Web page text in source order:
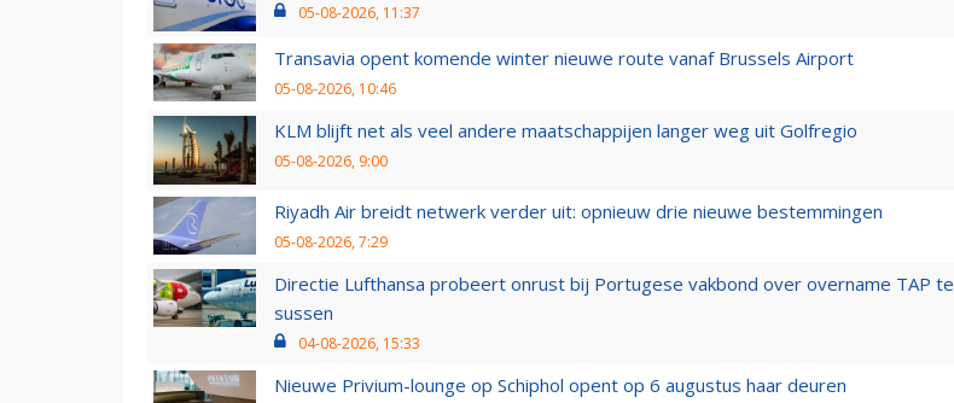
05-08-2026, 11:37
Transavia opent komende winter nieuwe route vanaf Brussels Airport
05-08-2026, 10:46
KLM blijft net als veel andere maatschappijen langer weg uit Golfregio
05-08-2026, 9:00
Riyadh Air breidt netwerk verder uit: opnieuw drie nieuwe bestemmingen
05-08-2026, 7:29
Directie Lufthansa probeert onrust bij Portugese vakbond over overname TAP te
sussen
04-08-2026, 15:33
Nieuwe Privium-lounge op Schiphol opent op 6 augustus haar deuren